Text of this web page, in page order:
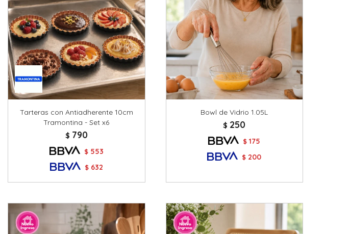
Tarteras con Antiadherente 10cm
Tramontina - Set x6
$ 790
$ 553
$ 632
Bowl de Vidrio 1.05L
$ 250
$ 175
$ 200